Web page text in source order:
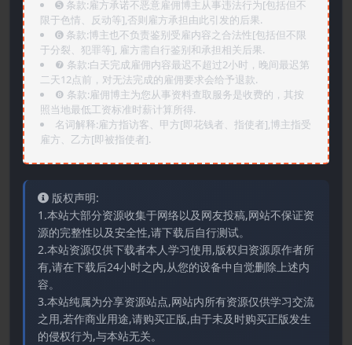
➎ 条款:雇方承诺不恶意雇佣博主从事违法行为[包括但不
限于色情、反动等],否则雇方承担由此引发的后果.
➏️ 条款:博主也不负责鉴别受雇内容之合法性[包括但不限
于分裂、犯罪等], 雇方需自行鉴别和承担相关后果.
❼ 条款:白天完成雇佣内容最迟不超过2小时，晚间最迟第
二天12点前，对无法完成的雇佣要求会给予退款.
❽ 条款:雇佣博主为您从事资料查取服务是收费的，其按
照当地最低工资标准时薪计算所得.
名词解释:雇方指访客、甲方[即花钱者、指使者],博主指受
雇方、乙方[即被指使者].
版权声明:
1.本站大部分资源收集于网络以及网友投稿,网站不保证资
源的完整性以及安全性,请下载后自行测试。
2.本站资源仅供下载者本人学习使用,版权归资源原作者所
有,请在下载后24小时之内,从您的设备中自觉删除上述内
容。
3.本站纯属为分享资源站点,网站内所有资源仅供学习交流
之用,若作商业用途,请购买正版,由于未及时购买正版发生
的侵权行为,与本站无关。